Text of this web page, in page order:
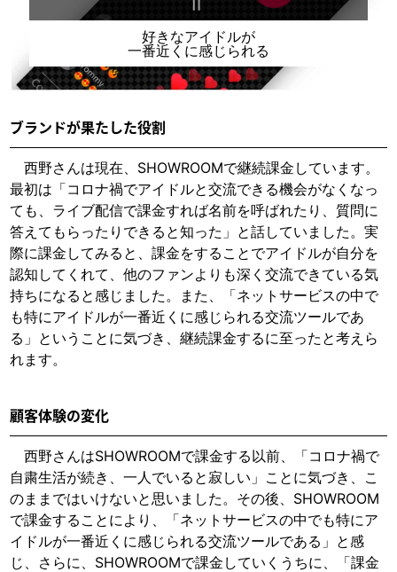
好きなアイドルが
一番近くに感じられる
ブランドが果たした役割
西野さんは現在、SHOWROOMで継続課金しています。
最初は「コロナ禍でアイドルと交流できる機会がなくなっ
ても、ライブ配信で課金すれば名前を呼ばれたり、質問に
答えてもらったりできると知った」と話していました。実
際に課金してみると、課金をすることでアイドルが自分を
認知してくれて、他のファンよりも深く交流できている気
持ちになると感じました。また、「ネットサービスの中で
も特にアイドルが一番近くに感じられる交流ツールであ
る」ということに気づき、継続課金するに至ったと考えら
れます。
顧客体験の変化
西野さんはSHOWROOMで課金する以前、「コロナ禍で
自粛生活が続き、一人でいると寂しい」ことに気づき、こ
のままではいけないと思いました。その後、SHOWROOM
で課金することにより、「ネットサービスの中でも特にア
イドルが一番近くに感じられる交流ツールである」と感
じ、さらに、SHOWROOMで課金していくうちに、「課金